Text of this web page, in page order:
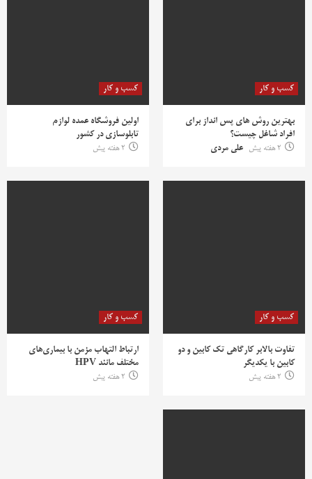
کسب و کار
بهترین روش‌ های پس‌ انداز برای
افراد شاغل چیست؟
2 هفته پیش
علی مردی
کسب و کار
اولین فروشگاه عمده لوازم
تابلوسازی در کشور
2 هفته پیش
کسب و کار
تفاوت بالابر کارگاهی تک کابین و دو
کابین با یکدیگر
2 هفته پیش
کسب و کار
ارتباط التهاب مزمن با بیماری‌های
مختلف مانند HPV
2 هفته پیش